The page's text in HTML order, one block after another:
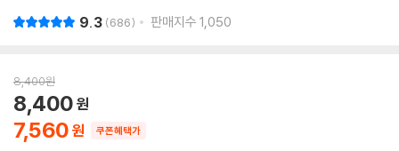
9.3 686 판매지수 1,050
8,400원
7,560
8,400
쿠폰혜택가